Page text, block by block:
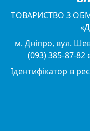
ТОВАРИСТВО З
м. Дніпро, вул.
(093) 385-87-
Ідентифікатор в